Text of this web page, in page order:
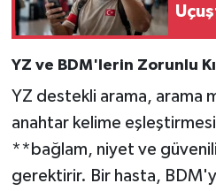
YZ ve BDM'lerin Zorunlu
YZ destekli arama, arama
anahtar kelime
**bağlam, niyet ve
gerektirir. Bir hasta,